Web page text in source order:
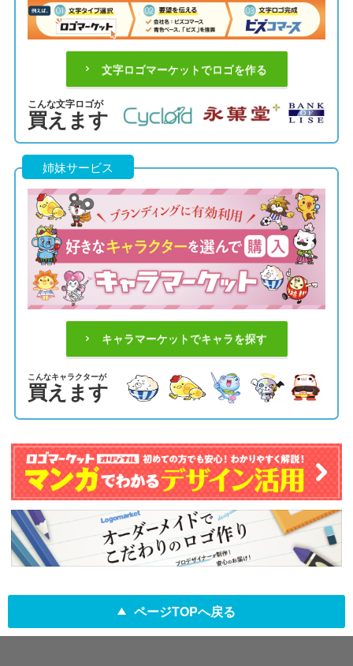
文字ロゴマーケットでロゴを作る
こんな文字ロゴが
買えます
姉妹サービス
キャラマーケットでキャラを探す
こんなキャラクターが
買えます
ページTOPへ戻る